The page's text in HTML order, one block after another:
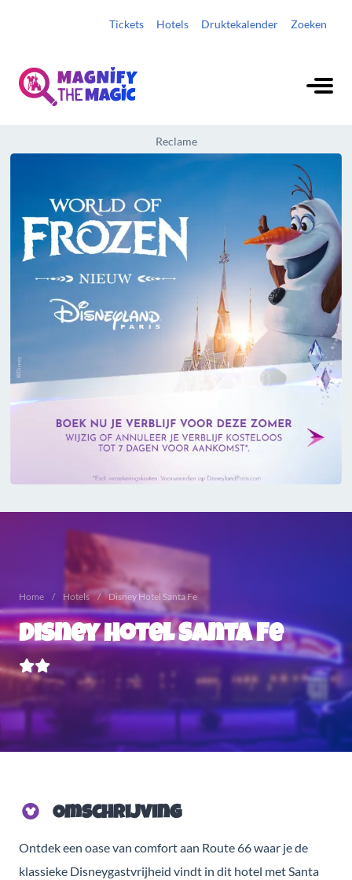
Tickets Hotels Druktekalender Zoeken
Reclame
Home Hotels Disney Hotel Santa Fe
Disney Hotel Santa Fe
Omschrijving
Ontdek een oase van comfort aan Route 66 waar je de
klassieke Disneygastvrijheid vindt in dit hotel met Santa